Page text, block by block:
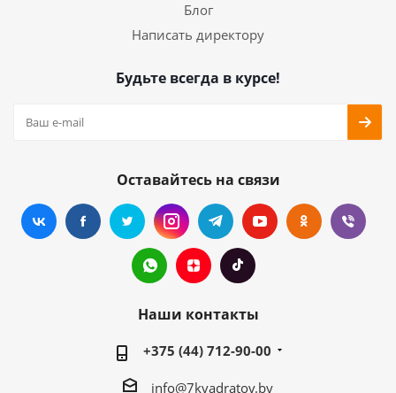
Блог
Написать директору
Будьте всегда в курсе!
Оставайтесь на связи
Наши контакты
+375 (44) 712-90-00
info@7kvadratov.by